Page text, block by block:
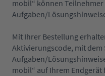
mobil“ können
Aufgaben/
Mit Ihrer Bestellung
Aktivierungscode, mit dem
Aufgaben/
mobil“ auf Ihrem